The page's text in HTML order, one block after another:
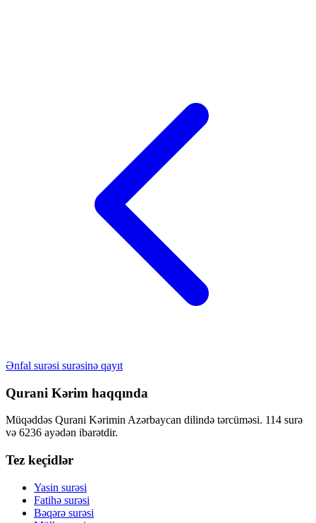
Ənfal surəsi surəsinə qayıt
Qurani Kərim haqqında
Müqəddəs Qurani Kərimin Azərbaycan dilində tərcüməsi. 114 surə
və 6236 ayədən ibarətdir.
Tez keçidlər
Yasin surəsi
Fatihə surəsi
Bəqərə surəsi